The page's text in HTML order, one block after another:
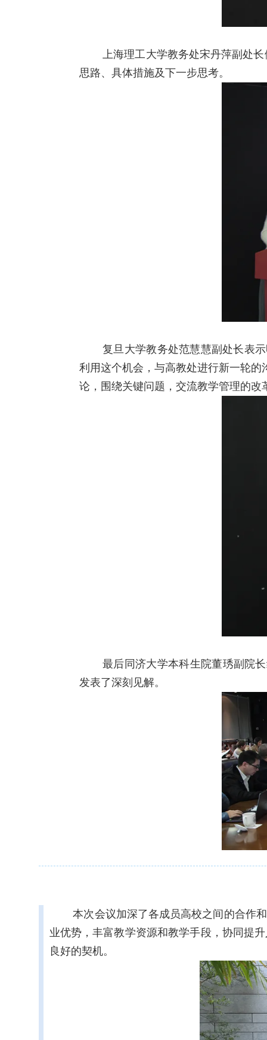
上海理工大学教务处宋丹萍副处
思路、具体措施及下一步思考。
复旦大学教务处范慧慧副处长表
利用这个机会，与高教处进行新一轮
论，围绕关键问题，交流教学管理的改
最后同济大学本科生院董琇副院
发表了深刻见解。
本次会议加深了各成员高校之间的合作
业优势，丰富教学资源和教学手段，协同提
良好的契机。